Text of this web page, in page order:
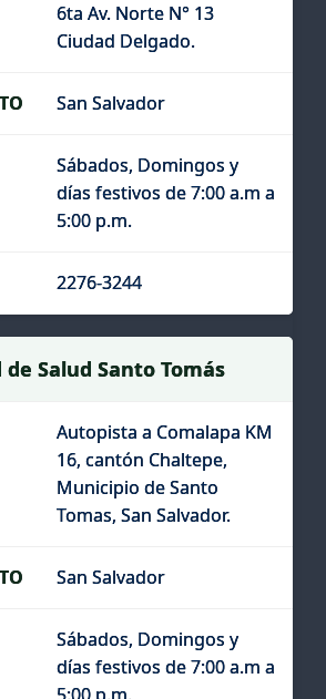
6ta Av. Norte N° 13
Ciudad Delgado.
San Salvador
Sábados, Domingos y
días festivos de 7:00 a.m a
5:00 p.m.
2276-3244
de Salud Santo Tomás
Autopista a Comalapa KM
16, cantón Chaltepe,
Municipio de Santo
Tomas, San Salvador.
San Salvador
Sábados, Domingos y
días festivos de 7:00 a.m a